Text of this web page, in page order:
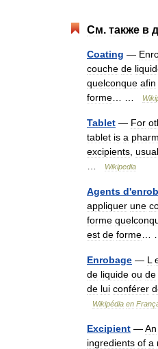
См. также в
Coating —
couche de
quelconque afin
forme
Tablet — For
tablet is a
excipients
Wikipedia
Agents d'
appliquer une
forme
est de forme
Enrobage — L
de liquide ou de
de lui conférer
Wikipédia en
Excipient —An
ingredients of a